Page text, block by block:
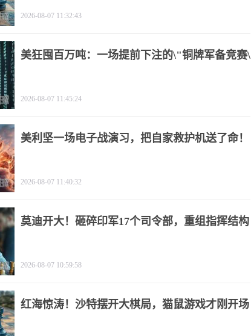
2026-08-07 11:32:43
美狂囤百万吨：一场提前下注的\"铜牌军备竞赛\"
2026-08-07 11:45:24
美利坚一场电子战演习，把自家救护机送了命！
2026-08-07 11:40:32
莫迪开大！砸碎印军17个司令部，重组指挥结构
2026-08-07 10:59:58
红海惊涛！沙特摆开大棋局，猫鼠游戏才刚开场